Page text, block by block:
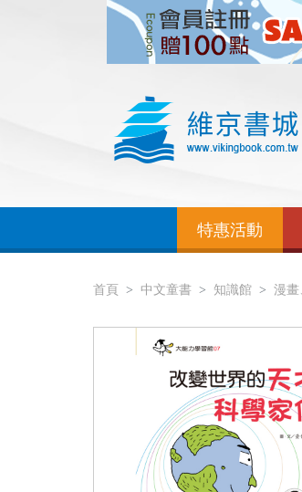
特惠活動
首頁 中文童書 知識館 漫畫